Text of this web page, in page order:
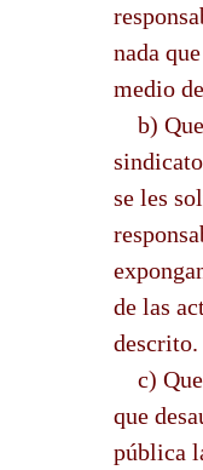
nada
medio
b) Que
se les
de las
descrito.
c) Que
que
pública